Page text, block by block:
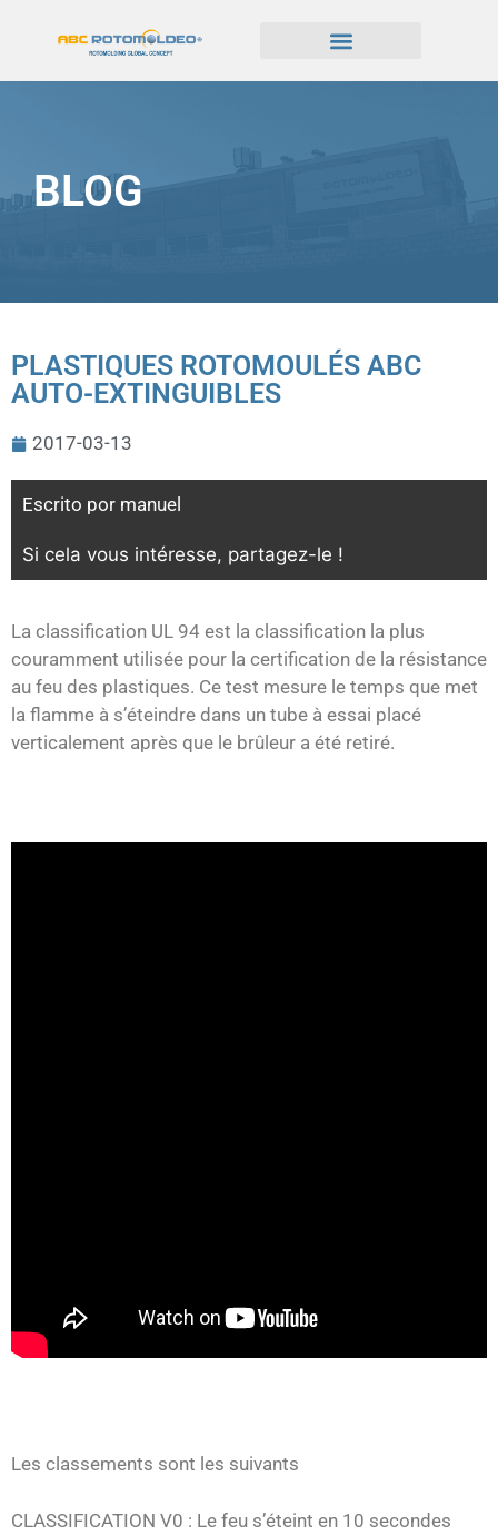
BLOG
PLASTIQUES ROTOMOULÉS ABC
AUTO-EXTINGUIBLES
2017-03-13
Escrito por manuel
Si cela vous intéresse, partagez-le !
La classification UL 94 est la classification la plus
couramment utilisée pour la certification de la résistance
au feu des plastiques. Ce test mesure le temps que met
la flamme à s’éteindre dans un tube à essai placé
verticalement après que le brûleur a été retiré.
Les classements sont les suivants
CLASSIFICATION V0 : Le feu s’éteint en 10 secondes